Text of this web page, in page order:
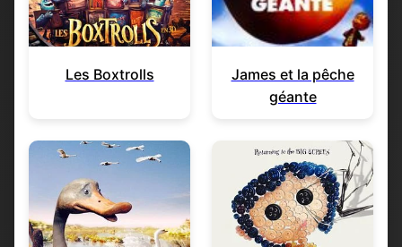
Les Boxtrolls
James et la pêche
géante